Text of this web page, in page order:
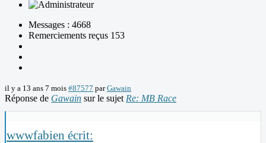
Messages : 4668
Remerciements reçus 153
il y a 13 ans 7 mois #87577 parGawain
Réponse de Gawain sur le sujet Re: MB Race
wwwfabien écrit: